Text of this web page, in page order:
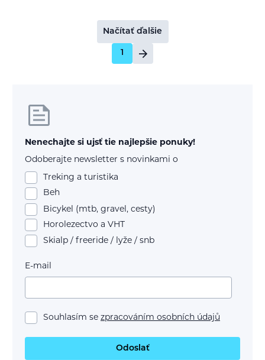
Načítať ďalšie
1
Nenechajte si ujsť tie najlepšie ponuky!
Odoberajte newsletter s novinkami o
Treking a turistika
Beh
Bicykel (mtb, gravel, cesty)
Horolezectvo a VHT
Skialp / freeride / lyže / snb
E-mail
Souhlasím se zpracováním osobních údajů
Odoslať